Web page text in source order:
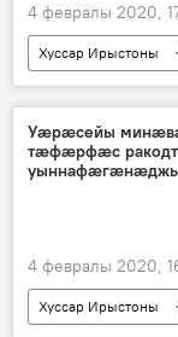
4 февралы 2020,
Хуссар Ирыстоны
Уӕрӕсейы
тӕфӕрфӕс
4 февралы 2020,
Хуссар Ирыстоны